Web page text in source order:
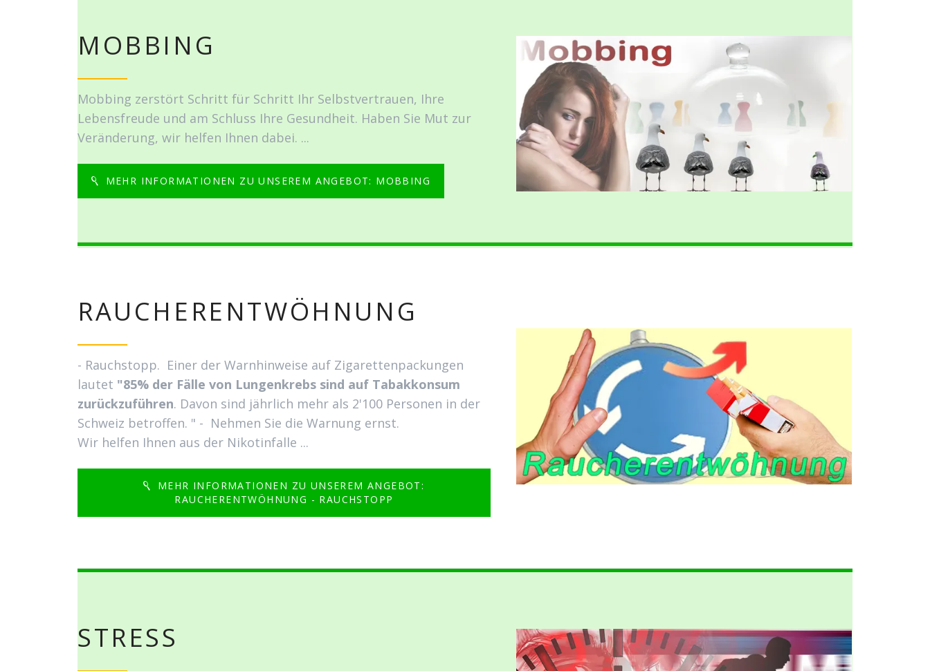
MOBBING
Mobbing zerstört Schritt für Schritt Ihr Selbstvertrauen, Ihre
Lebensfreude und am Schluss Ihre Gesundheit. Haben Sie Mut zur
Veränderung, wir helfen Ihnen dabei. ...
MEHR INFORMATIONEN ZU UNSEREM ANGEBOT: MOBBING
RAUCHERENTWÖHNUNG
- Rauchstopp. Einer der Warnhinweise auf Zigarettenpackungen
lautet "85% der Fälle von Lungenkrebs sind auf Tabakkonsum
zurückzu­führen. Davon sind jährlich mehr als 2'100 Personen in der
Schweiz betroffen. " - Nehmen Sie die Warnung ernst.
Wir helfen Ihnen aus der Nikotinfalle ...
MEHR INFORMATIONEN ZU UNSEREM ANGEBOT:
RAUCHERENTWÖHNUNG - RAUCHSTOPP
STRESS